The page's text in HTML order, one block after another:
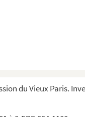
du Vieux Paris.